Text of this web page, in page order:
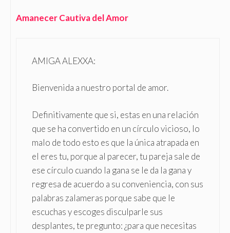
Amanecer Cautiva del Amor
AMIGA ALEXXA:
Bienvenida a nuestro portal de amor.
Definitivamente que si, estas en una relación
que se ha convertido en un círculo vicioso, lo
malo de todo esto es que la única atrapada en
el eres tu, porque al parecer, tu pareja sale de
ese círculo cuando la gana se le da la gana y
regresa de acuerdo a su conveniencia, con sus
palabras zalameras porque sabe que le
escuchas y escoges disculparle sus
desplantes, te pregunto: ¿para que necesitas